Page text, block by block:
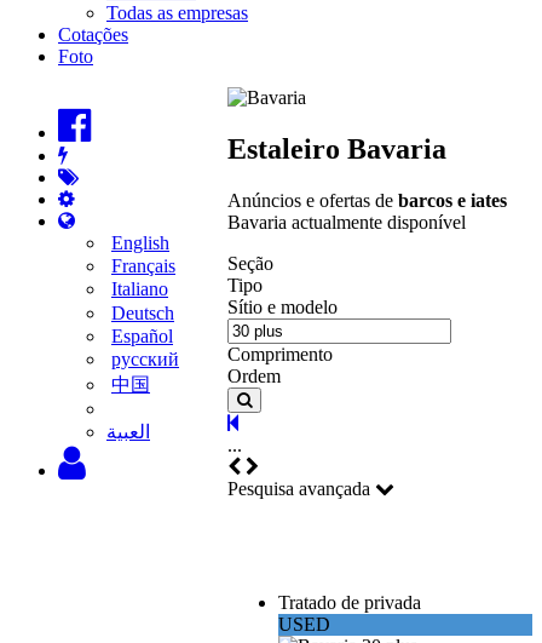
Todas as empresas
Cotações
Foto
English
Français
Italiano
Deutsch
Español
русский
中国
‫العبية
Estaleiro Bavaria
Anúncios e ofertas de barcos e iates
Bavaria actualmente disponível
Seção
Tipo
Sítio e modelo
Comprimento
Ordem
...
Pesquisa avançada
Tratado de privada
USED